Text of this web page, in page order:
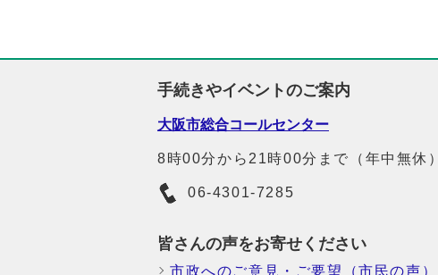
手続きやイベントのご案内
大阪市総合コールセンター
8時00分から21時00分まで（年中無休）
06-4301-7285
皆さんの声をお寄せください
市政へのご意見・ご要望（市民の声）